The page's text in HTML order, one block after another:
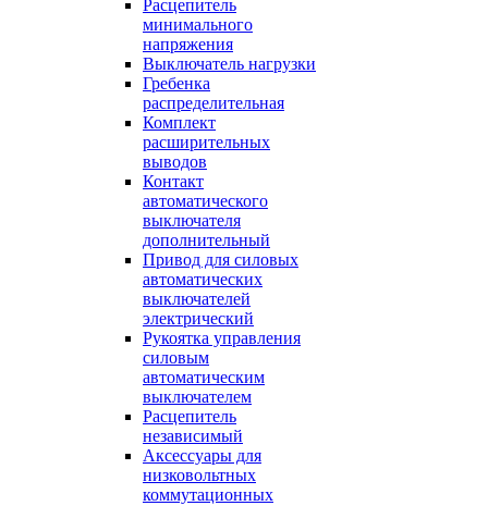
Расцепитель
минимального
напряжения
Выключатель нагрузки
Гребенка
распределительная
Комплект
расширительных
выводов
Контакт
автоматического
выключателя
дополнительный
Привод для силовых
автоматических
выключателей
электрический
Рукоятка управления
силовым
автоматическим
выключателем
Расцепитель
независимый
Аксессуары для
низковольтных
коммутационных